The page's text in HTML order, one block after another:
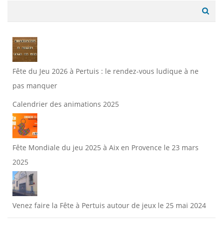
Fête du Jeu 2026 à Pertuis : le rendez-vous ludique à ne
pas manquer
Calendrier des animations 2025
Fête Mondiale du jeu 2025 à Aix en Provence le 23 mars
2025
Venez faire la Fête à Pertuis autour de jeux le 25 mai 2024